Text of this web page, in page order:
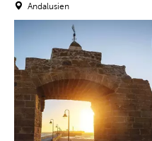
Andalusien